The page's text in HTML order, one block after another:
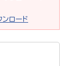
ロード